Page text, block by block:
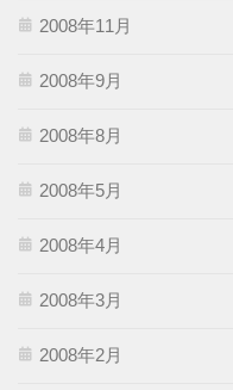
2008年11月
2008年9月
2008年8月
2008年5月
2008年4月
2008年3月
2008年2月